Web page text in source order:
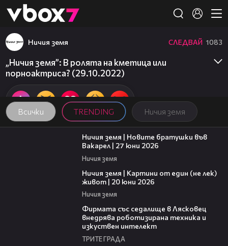
👾
Всички TRENDING Ничия земя
Ничия земя СЛЕДВАЙ 1083
„Ничия земя”: В ролята на кметица или
порноактриса? (29.10.2022)
47:07
Ничия земя | Новите братушки във
Вакарел | 27 юни 2026
Ничия земя
Ничия земя | Картини от един (не лек)
живот | 20 юни 2026
Ничия земя
Фирмата със седалище в Лясковец
внедрява роботизирана техника и
изкуствен интелект
ТРИТЕ ГРАДА